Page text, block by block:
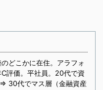
どこかに在住。アラフォ
評価。平社員。20代で資
30代でマス層（金融資産